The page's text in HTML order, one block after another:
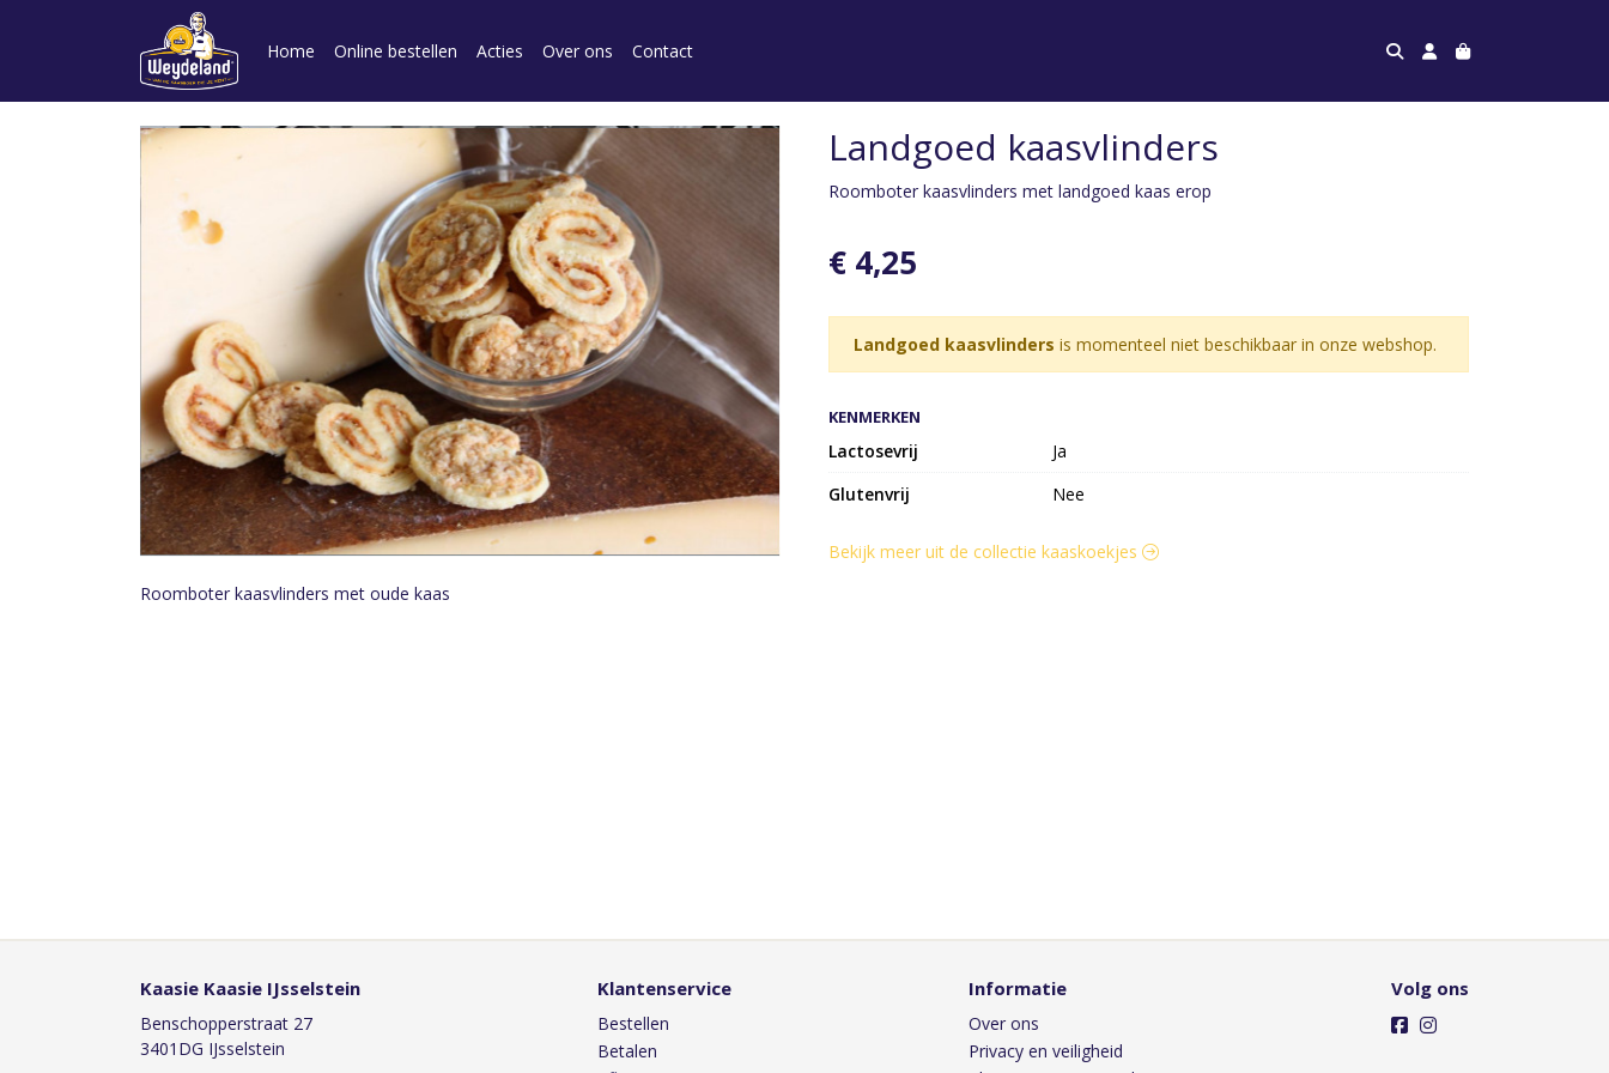
Home Online bestellen Acties Over ons Contact
Roomboter kaasvlinders met oude kaas
Landgoed kaasvlinders
Roomboter kaasvlinders met landgoed kaas erop
€ 4,25
Landgoed kaasvlinders is momenteel niet beschikbaar in onze webshop.
KENMERKEN
Lactosevrij
Ja
Glutenvrij
Nee
Bekijk meer uit de collectie kaaskoekjes
Kaasie Kaasie IJsselstein
Benschopperstraat 27
3401DG IJsselstein
Klantenservice
Bestellen
Betalen
Informatie
Over ons
Privacy en veiligheid
Volg ons